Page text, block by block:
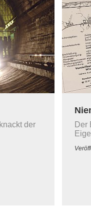
der
Der